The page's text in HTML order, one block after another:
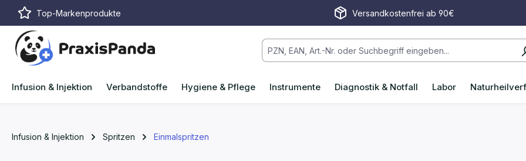
Hauptinhalt springen
Zur Suche springen
Zur Hauptnavigation springen
Top-Markenprodukte Versandkostenfrei ab 90€
Infusion & Injektion Verbandstoffe Hygiene & Pflege Instrumente Diagnostik & Notfall Labor
Infusion & Injektion Spritzen Einmalspritzen